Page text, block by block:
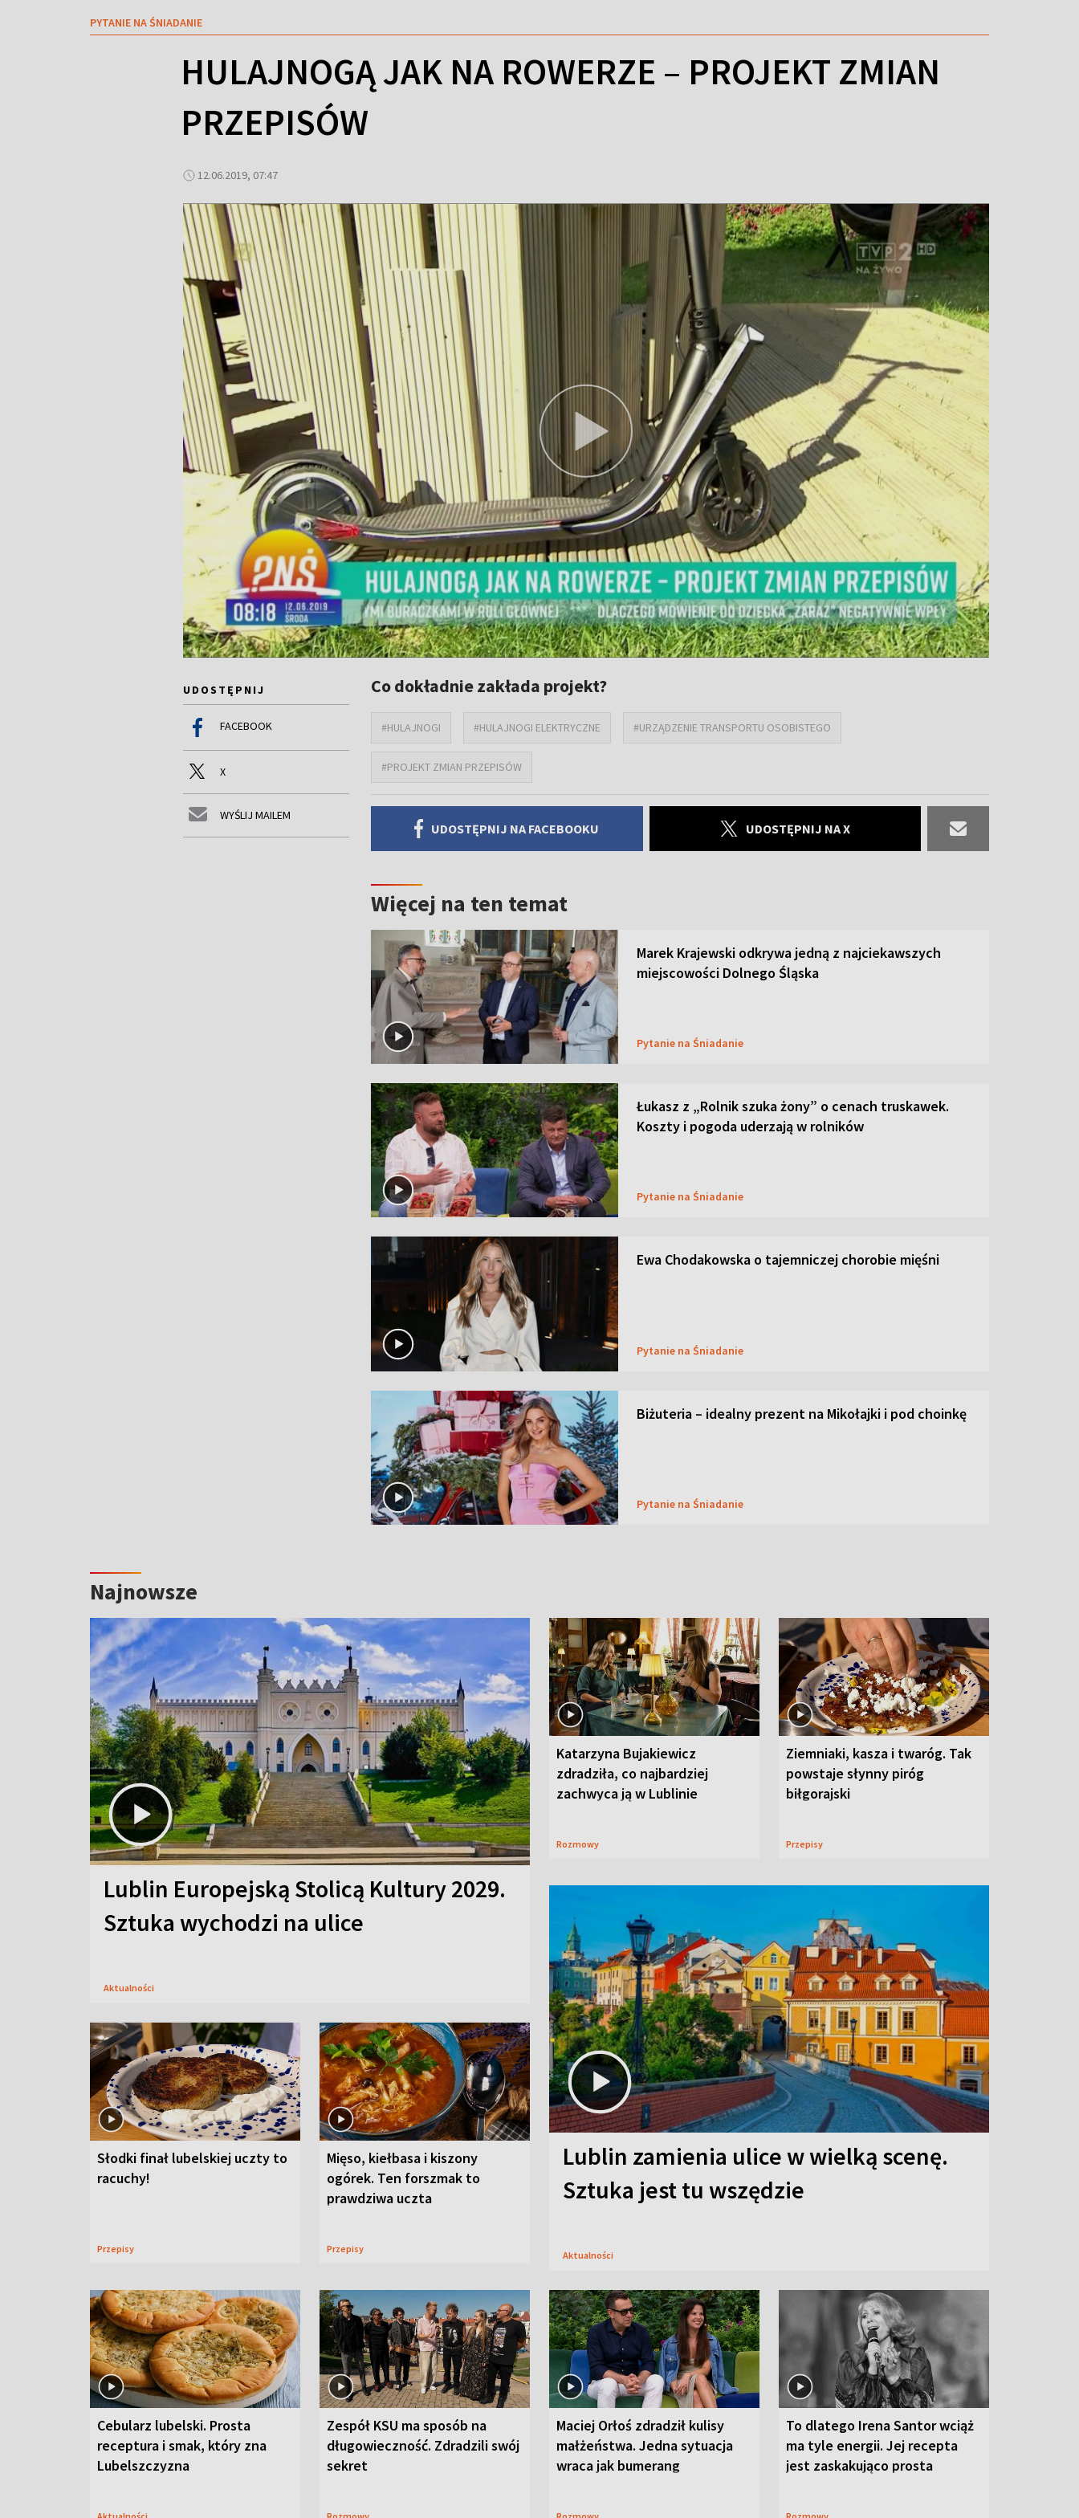
PYTANIE NA ŚNIADANIE
HULAJNOGĄ JAK NA ROWERZE – PROJEKT ZMIAN
PRZEPISÓW
12.06.2019, 07:47
UDOSTĘPNIJ
FACEBOOK
X
WYŚLIJ MAILEM
Co dokładnie zakłada projekt?
#HULAJNOGI #HULAJNOGI ELEKTRYCZNE #URZĄDZENIE TRANSPORTU OSOBISTEGO
#PROJEKT ZMIAN PRZEPISÓW
UDOSTĘPNIJ NA FACEBOOKU UDOSTĘPNIJ NA X
Więcej na ten temat
Marek Krajewski odkrywa jedną z najciekawszych
miejscowości Dolnego Śląska
Pytanie na Śniadanie
Łukasz z „Rolnik szuka żony” o cenach truskawek.
Koszty i pogoda uderzają w rolników
Pytanie na Śniadanie
Ewa Chodakowska o tajemniczej chorobie mięśni
Pytanie na Śniadanie
Biżuteria – idealny prezent na Mikołajki i pod choinkę
Pytanie na Śniadanie
Najnowsze
Lublin Europejską Stolicą Kultury 2029.
Sztuka wychodzi na ulice
Aktualności
Katarzyna Bujakiewicz
zdradziła, co najbardziej
zachwyca ją w Lublinie
Rozmowy
Ziemniaki, kasza i twaróg. Tak
powstaje słynny piróg
biłgorajski
Przepisy
Słodki finał lubelskiej uczty to
racuchy!
Przepisy
Mięso, kiełbasa i kiszony
ogórek. Ten forszmak to
prawdziwa uczta
Przepisy
Lublin zamienia ulice w wielką scenę.
Sztuka jest tu wszędzie
Aktualności
Cebularz lubelski. Prosta
receptura i smak, który zna
Lubelszczyzna
Zespół KSU ma sposób na
długowieczność. Zdradzili swój
sekret
Maciej Orłoś zdradził kulisy
małżeństwa. Jedna sytuacja
wraca jak bumerang
To dlatego Irena Santor wciąż
ma tyle energii. Jej recepta
jest zaskakująco prosta